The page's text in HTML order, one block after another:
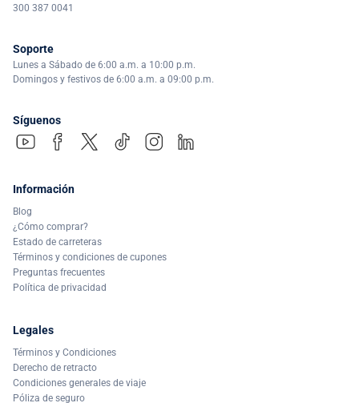
300 387 0041
Soporte
Lunes a Sábado de 6:00 a.m. a 10:00 p.m.
Domingos y festivos de 6:00 a.m. a 09:00 p.m.
Síguenos
Información
Blog
¿Cómo comprar?
Estado de carreteras
Términos y condiciones de cupones
Preguntas frecuentes
Política de privacidad
Legales
Términos y Condiciones
Derecho de retracto
Condiciones generales de viaje
Póliza de seguro